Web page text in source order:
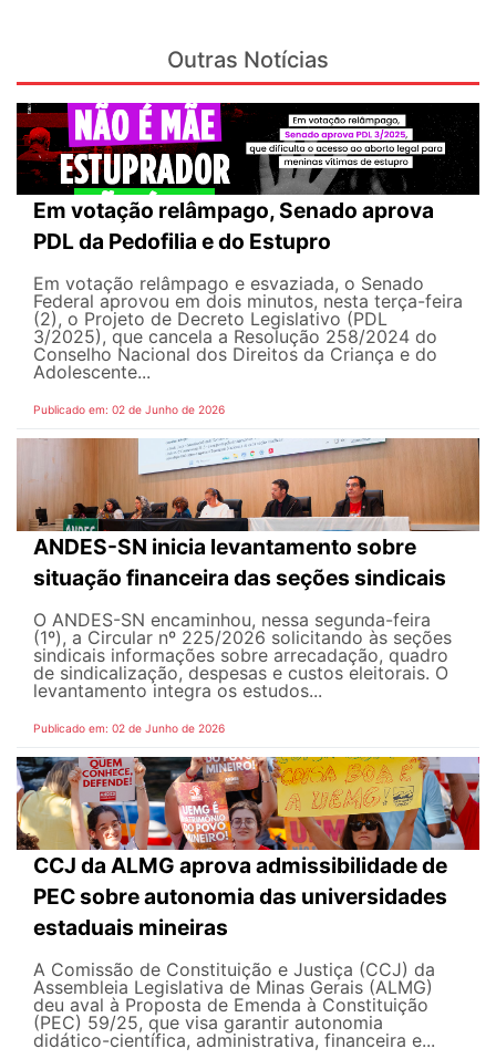
Outras Notícias
Em votação relâmpago, Senado aprova
PDL da Pedofilia e do Estupro
Em votação relâmpago e esvaziada, o Senado
Federal aprovou em dois minutos, nesta terça-feira
(2), o Projeto de Decreto Legislativo (PDL
3/2025), que cancela a Resolução 258/2024 do
Conselho Nacional dos Direitos da Criança e do
Adolescente...
Publicado em: 02 de Junho de 2026
ANDES-SN inicia levantamento sobre
situação financeira das seções sindicais
O ANDES-SN encaminhou, nessa segunda-feira
(1º), a Circular nº 225/2026 solicitando às seções
sindicais informações sobre arrecadação, quadro
de sindicalização, despesas e custos eleitorais. O
levantamento integra os estudos...
Publicado em: 02 de Junho de 2026
CCJ da ALMG aprova admissibilidade de
PEC sobre autonomia das universidades
estaduais mineiras
A Comissão de Constituição e Justiça (CCJ) da
Assembleia Legislativa de Minas Gerais (ALMG)
deu aval à Proposta de Emenda à Constituição
(PEC) 59/25, que visa garantir autonomia
didático-científica, administrativa, financeira e...